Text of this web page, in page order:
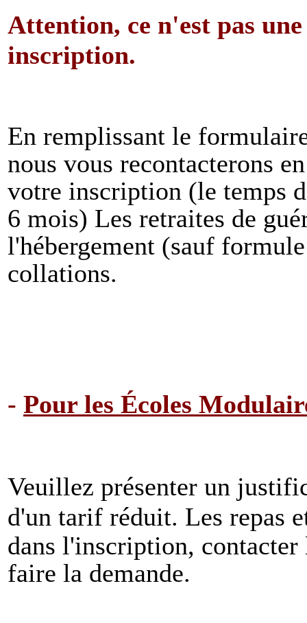
Attention, ce n'est pas
inscription.
En remplissant le
nous vous recontacterons
votre inscription (le temps
6 mois) Les retraites de
l'hébergement (sauf
collations.
- Pour les Écoles
Veuillez présenter un
d'un tarif réduit. Les repas
dans l'inscription,
faire la demande.